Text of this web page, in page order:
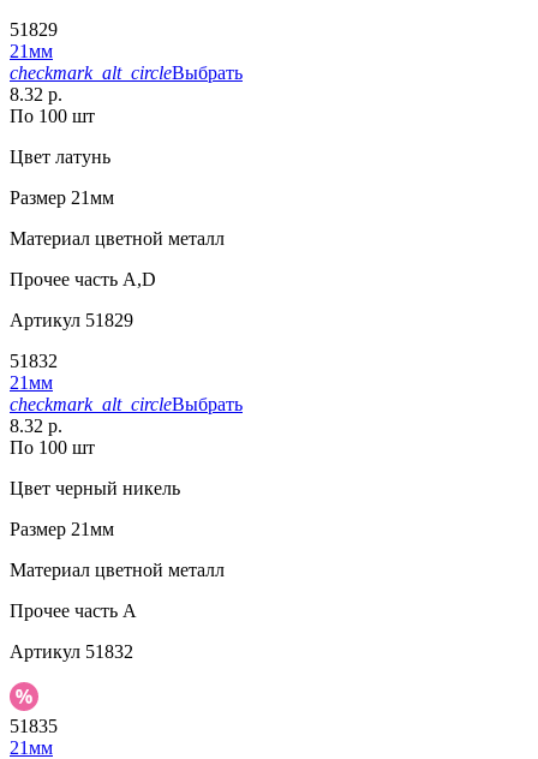
51829
21мм
checkmark_alt_circleВыбрать
8.32 р.
По 100 шт
Цвет латунь
Размер 21мм
Материал цветной металл
Прочее часть А,D
Артикул 51829
51832
21мм
checkmark_alt_circleВыбрать
8.32 р.
По 100 шт
Цвет черный никель
Размер 21мм
Материал цветной металл
Прочее часть A
Артикул 51832
51835
21мм